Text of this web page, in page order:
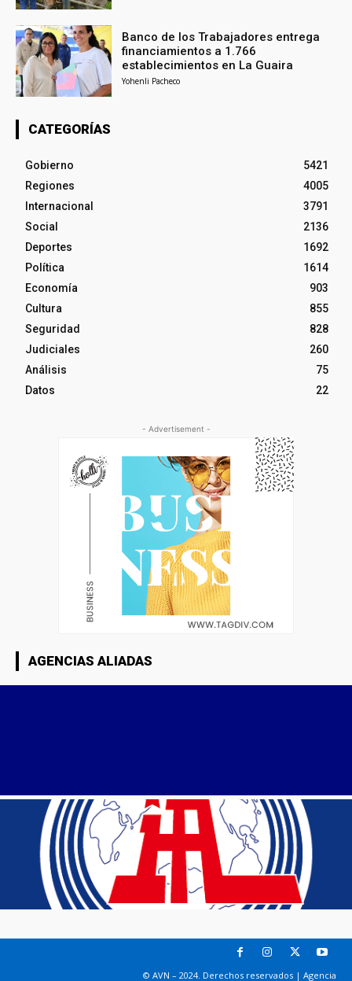
Banco de los Trabajadores entrega
financiamientos a 1.766
establecimientos en La Guaira
Yohenli Pacheco
CATEGORÍAS
Gobierno
5421
Regiones
4005
Internacional
3791
Social
2136
Deportes
1692
Política
1614
Economía
903
Cultura
855
Seguridad
828
Judiciales
260
Análisis
75
Datos
22
- Advertisement -
AGENCIAS ALIADAS
© AVN – 2024. Derechos reservados | Agencia